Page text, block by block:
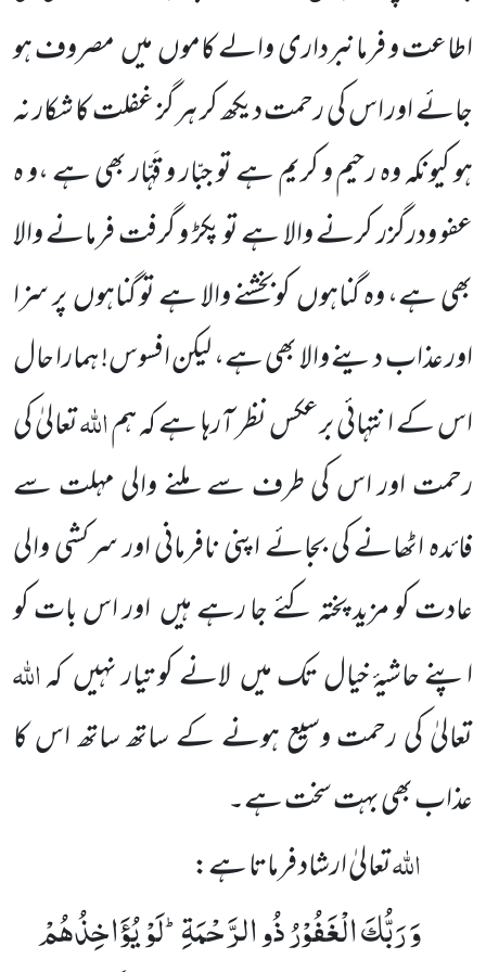
اطاعت و فرمانبرداری والے کاموں میں مصروف ہو
جائے اور اس کی رحمت دیکھ کر ہر گز غفلت کا شکار نہ
ہو کیونکہ وہ رحیم و کریم ہے تو جبّار و قَہّار بھی ہے ،و ہ
عفو ودرگزر کرنے والا ہے تو پکڑ و گرفت فرمانے والا
بھی ہے، وہ گناہوں کوبخشنے والا ہے تو گناہوں پر سزا
اور عذاب دینے والا بھی ہے، لیکن افسوس! ہمارا حال
اس کے انتہائی برعکس نظر آرہا ہے کہ ہماللّٰہتعالیٰ کی
رحمت اور اس کی طرف سے ملنے والی مہلت سے
فائدہ اٹھانے کی بجائے اپنی نافرمانی اور سرکشی والی
عادت کو مزید پختہ کئے جا رہے ہیں اور اس بات کو
اپنے حاشیۂ خیال تک میں لانے کو تیار نہیں کہاللّٰہ
تعالیٰ کی رحمت وسیع ہونے کے ساتھ ساتھ اس کا
عذاب بھی بہت سخت ہے۔
اللّٰہتعالیٰ ارشاد فرماتا ہے:
وَ رَبُّكَ الْغَفُوْرُ ذُو الرَّحْمَةِؕ-لَوْ یُؤَاخِذُهُمْ